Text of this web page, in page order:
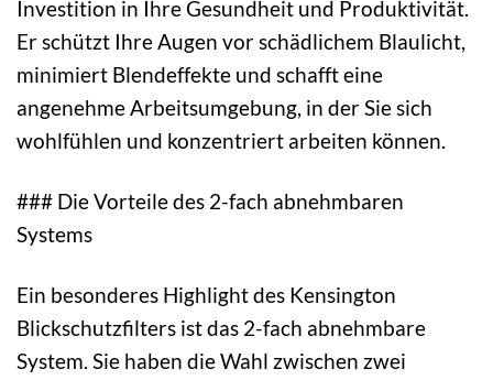
Investition in Ihre Gesundheit und Produktivität.
Er schützt Ihre Augen vor schädlichem Blaulicht,
minimiert Blendeffekte und schafft eine
angenehme Arbeitsumgebung, in der Sie sich
wohlfühlen und konzentriert arbeiten können.
### Die Vorteile des 2-fach abnehmbaren
Systems
Ein besonderes Highlight des Kensington
Blickschutzfilters ist das 2-fach abnehmbare
System. Sie haben die Wahl zwischen zwei